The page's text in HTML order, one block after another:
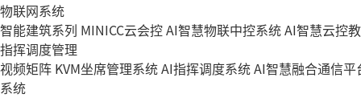
物联网系统
智能建筑系列 MINICC云会控AI智慧物联中控系统AI智慧云控
指挥调度管理
视频矩阵 KVM坐席管理系统AI指挥调度系统AI智慧融合通信平
系统